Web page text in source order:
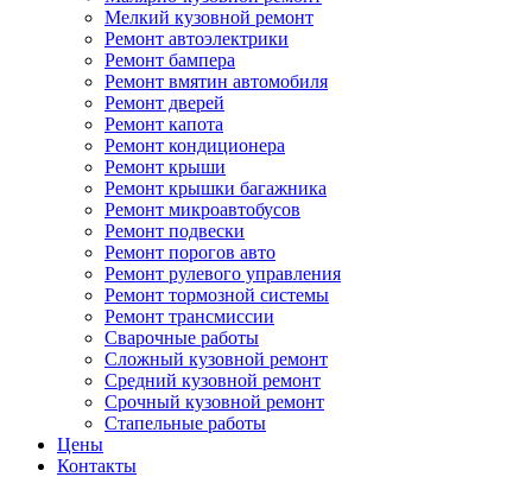
Мелкий кузовной ремонт
Ремонт автоэлектрики
Ремонт бампера
Ремонт вмятин автомобиля
Ремонт дверей
Ремонт капота
Ремонт кондиционера
Ремонт крыши
Ремонт крышки багажника
Ремонт микроавтобусов
Ремонт подвески
Ремонт порогов авто
Ремонт рулевого управления
Ремонт тормозной системы
Ремонт трансмиссии
Сварочные работы
Сложный кузовной ремонт
Средний кузовной ремонт
Срочный кузовной ремонт
Стапельные работы
Цены
Контакты